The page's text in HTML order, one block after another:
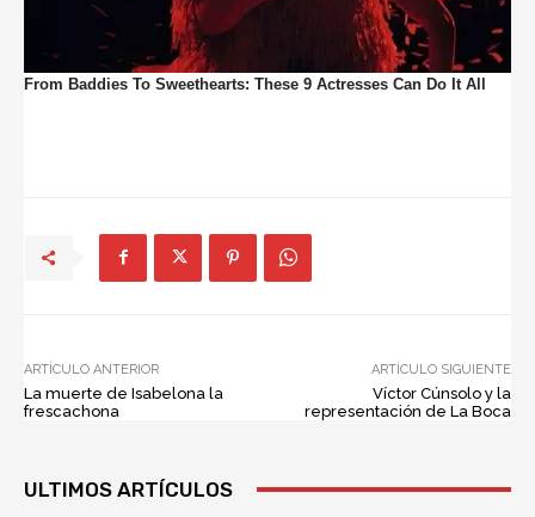
ARTÍCULO ANTERIOR
La muerte de Isabelona la
frescachona
ARTÍCULO SIGUIENTE
Víctor Cúnsolo y la
representación de La Boca
ULTIMOS ARTÍCULOS